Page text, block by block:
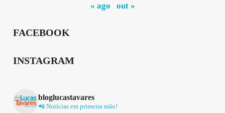
« ago out »
FACEBOOK
INSTAGRAM
bloglucastavares
📲 Notícias em primeira mão!